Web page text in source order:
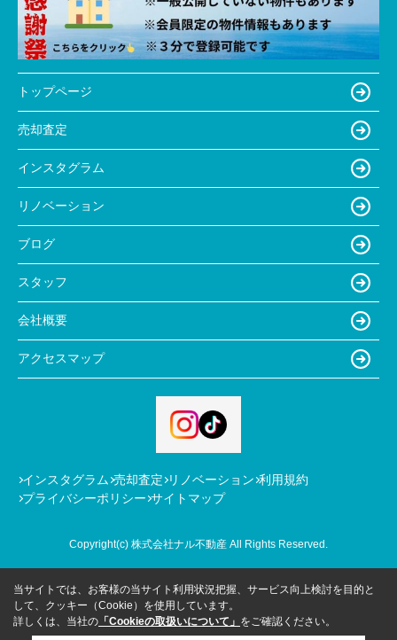
トップページ
売却査定
インスタグラム
リノベーション
ブログ
スタッフ
会社概要
アクセスマップ
インスタグラム 売却査定 リノベーション 利用規約
プライバシーポリシー サイトマップ
Copyright(c) 株式会社ナル不動産 All Rights Reserved.
当サイトでは、お客様の当サイト利用状況把握、サービス向上検討を目的と
して、クッキー（Cookie）を使用しています。
詳しくは、当社の 「Cookieの取扱いについて」 をご確認ください。